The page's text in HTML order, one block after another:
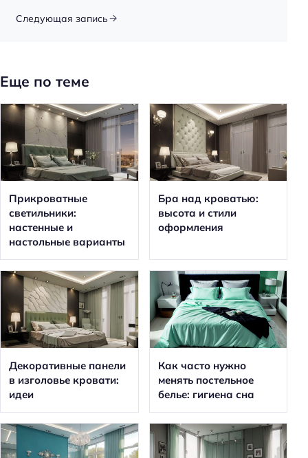
Следующая запись
Еще по теме
Прикроватные
светильники:
настенные и
настольные варианты
Бра над кроватью:
высота и стили
оформления
Декоративные панели
в изголовье кровати:
идеи
Как часто нужно
менять постельное
белье: гигиена сна